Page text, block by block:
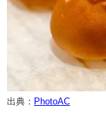
出典： PhotoAC